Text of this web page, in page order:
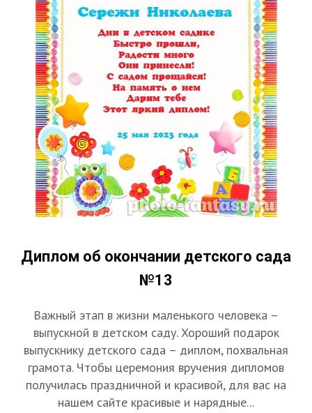
Диплом об окончании детского сада
№13
Важный этап в жизни маленького человека –
выпускной в детском саду. Хороший подарок
выпускнику детского сада – диплом, похвальная
грамота. Чтобы церемония вручения дипломов
получилась праздничной и красивой, для вас на
нашем сайте красивые и нарядные...